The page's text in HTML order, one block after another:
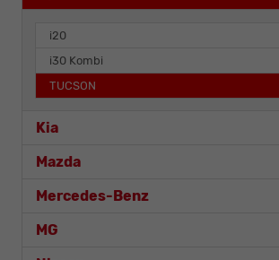
i20
i30 Kombi
TUCSON
Kia
Mazda
Mercedes-Benz
MG